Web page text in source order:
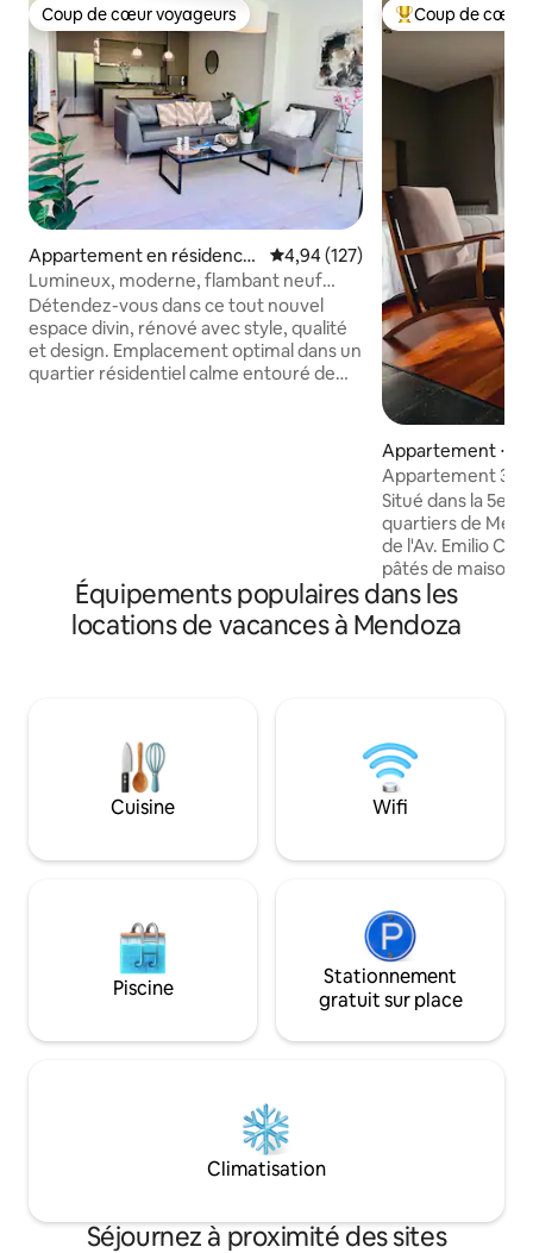
Coup de cœur voyageurs
Coup de cœur voyageurs
Appartement en résidence
⋅ Mendoza
Évaluation moyenne sur la
4,94 (127)
Lumineux, moderne, flambant neuf
avec balcon et 2 VÉLOS
Détendez-vous dans ce tout nouvel
espace divin, rénové avec style, qualité
et design. Emplacement optimal dans un
quartier résidentiel calme entouré de
disposent de fenêtres Vélos disponibles
Arrivée autonome avec code unique 2
Climatisation avec air frais chaud et froid
Coups de cœur
Coup de cœur
Appartement ⋅
Appartement 3,
section
Situé dans la 5e
quartiers de
de l'Av. Emilio
pâtés de maisons
de l'Av. Aristides
bars et des
de type loft, pour
électroménagers,
et vaisselle. Salle
hydromassage.
table et chaises.
Équipements populaires dans les
locations de vacances à Mendoza
Cuisine Wifi
Piscine
Stationnement
gratuit sur place
Climatisation
Séjournez à proximité des sites